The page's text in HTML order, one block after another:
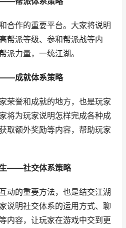
合作的重要平台。大家将说明
帮派等级、参和帮派战等内
派力量，一统江湖。
——成就体系策略
荣誉和成就的地方，也是玩家
将为玩家说明怎样完成各种成
取额外奖励等内容，帮助玩家
——社交体系策略
动的重要方法，也是结交江湖
说明社交体系的运用方式、聊
内容，让玩家在游戏中交到更